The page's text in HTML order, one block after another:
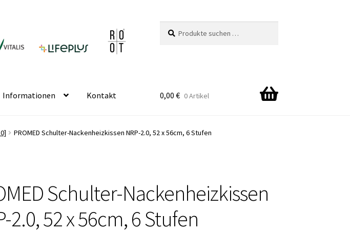
nach:
Informationen Kontakt 0,00 € 0 Artikel
PROMED Schulter-Nackenheizkissen NRP-2.0, 52 x 56cm, 6 Stufen
Schulter-Nackenheizkissen
2.0, 52 x 56cm, 6 Stufen